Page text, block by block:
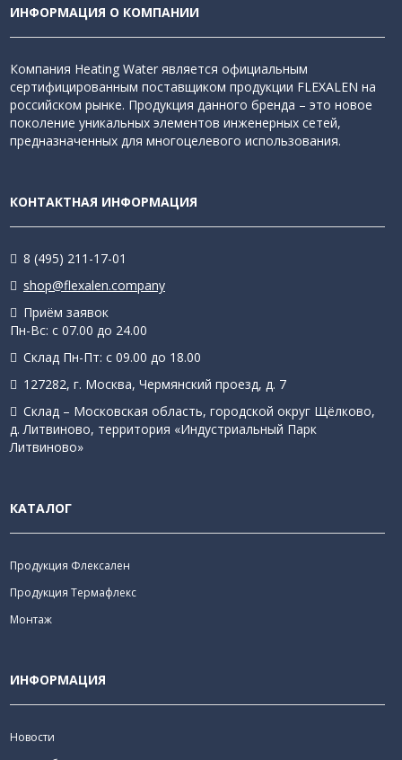
ИНФОРМАЦИЯ О КОМПАНИИ
Компания Heating Water является официальным
сертифицированным поставщиком продукции FLEXALEN на
российском рынке. Продукция данного бренда – это новое
поколение уникальных элементов инженерных сетей,
предназначенных для многоцелевого использования.
КОНТАКТНАЯ ИНФОРМАЦИЯ
8 (495) 211-17-01
shop@flexalen.company
Приём заявок
Пн-Вс: с 07.00 до 24.00
Склад Пн-Пт: с 09.00 до 18.00
127282, г. Москва, Чермянский проезд, д. 7
Склад – Московская область, городской округ Щёлково,
д. Литвиново, территория «Индустриальный Парк
Литвиново»
КАТАЛОГ
Продукция Флексален
Продукция Термафлекс
Монтаж
ИНФОРМАЦИЯ
Новости